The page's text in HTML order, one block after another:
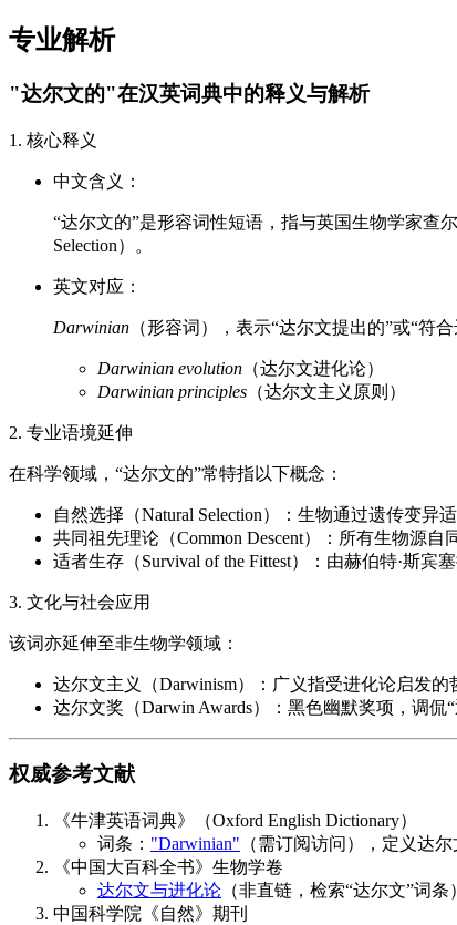
专业解析
"达尔文的"在汉英词典中的释义与解析
1. 核心释义
中文含义：
“达尔文的”是形容词性短语，指与英国生物学家查
Selection）。
英文对应：
Darwinian （形容词），表示“达尔文提出的”或“符
Darwinian evolution （达尔文进化论）
Darwinian principles （达尔文主义原则）
2. 专业语境延伸
在科学领域，“达尔文的”常特指以下概念：
自然选择（Natural Selection）：生物通过遗传变异
共同祖先理论（Common Descent）：所有生物源自
适者生存（Survival of the Fittest）：由赫伯特·斯宾
3. 文化与社会应用
该词亦延伸至非生物学领域：
达尔文主义（Darwinism）：广义指受进化论启发
达尔文奖（Darwin Awards）：黑色幽默奖项，调侃
权威参考文献
《牛津英语词典》（Oxford English Dictionary）
词条： "Darwinian" （需订阅访问），定义达
《中国大百科全书》生物学卷
达尔文与进化论 （非直链，检索“达尔文”词条
中国科学院《自然》期刊